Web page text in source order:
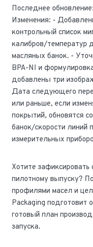
Последнее
Изменения: -
контрольный список
калибров/температур
масляных банок. -
BPA-NI и
добавлены три
Дата следующего
или раньше, если
покрытий, обновятся
банок/скорости линий
измерительных
Хотите
пилотному выпуску?
профилями масел и
Packaging подготовит
готовый план
запуска.